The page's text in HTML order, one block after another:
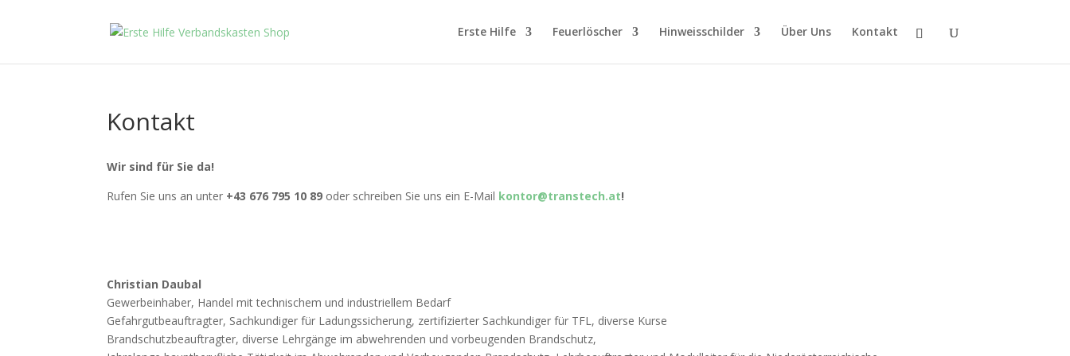
Erste Hilfe Feuerlöscher Hinweisschilder Über Uns Kontakt
Kontakt
Wir sind für Sie da!
Rufen Sie uns an unter +43 676 795 10 89 oder schreiben Sie uns ein E-Mail kontor@transtech.at!
Christian Daubal
Gewerbeinhaber, Handel mit technischem und industriellem Bedarf
Gefahrgutbeauftragter, Sachkundiger für Ladungssicherung, zertifizierter Sachkundiger für TFL, diverse Kurse
Brandschutzbeauftragter, diverse Lehrgänge im abwehrenden und vorbeugenden Brandschutz,